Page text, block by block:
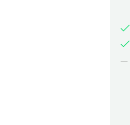
—